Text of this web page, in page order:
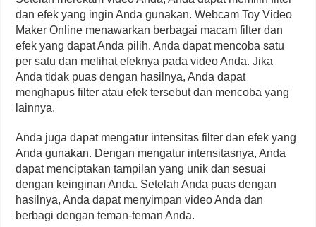
dan efek yang ingin Anda gunakan. Webcam Toy Video
Maker Online menawarkan berbagai macam filter dan
efek yang dapat Anda pilih. Anda dapat mencoba satu
per satu dan melihat efeknya pada video Anda. Jika
Anda tidak puas dengan hasilnya, Anda dapat
menghapus filter atau efek tersebut dan mencoba yang
lainnya.
Anda juga dapat mengatur intensitas filter dan efek yang
Anda gunakan. Dengan mengatur intensitasnya, Anda
dapat menciptakan tampilan yang unik dan sesuai
dengan keinginan Anda. Setelah Anda puas dengan
hasilnya, Anda dapat menyimpan video Anda dan
berbagi dengan teman-teman Anda.